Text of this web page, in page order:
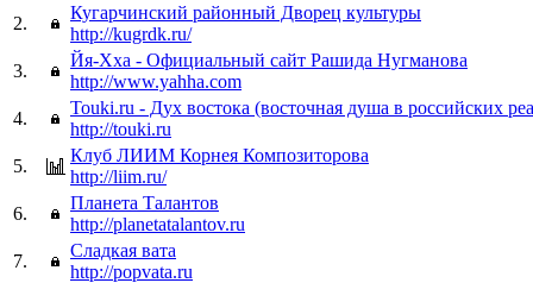
2.
Кугарчинский районный Дворец культуры
http://kugrdk.ru/
3.
Йя-Хха - Официальный сайт Рашида Нугманова
http://www.yahha.com
4.
Touki.ru - Дух востока (восточная душа в российских
http://touki.ru
5.
Клуб ЛИИМ Корнея Композиторова
http://liim.ru/
6.
Планета Талантов
http://planetatalantov.ru
7.
Сладкая вата
http://popvata.ru